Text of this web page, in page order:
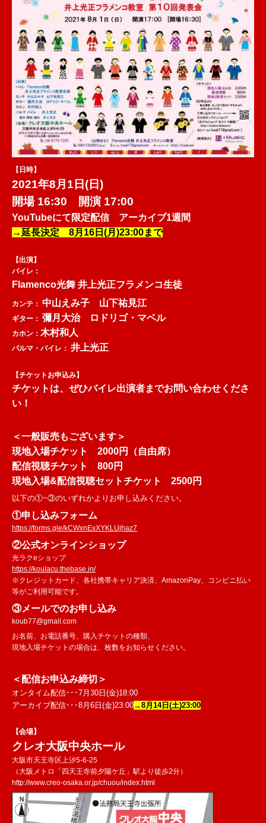
【日時】
2021年8月1日(日)
開場 16:30 開演 17:00
YouTubeにて限定配信 アーカイブ1週間
→延長決定 8月16日(月)23:00まで
【出演】
バイレ：
Flamenco光舞 井上光正フラメンコ生徒
カンテ： 中山えみ子 山下祐見江
ギター： 彌月大治 ロドリゴ・マベル
カホン： 木村和人
パルマ・バイレ： 井上光正
【チケットお申込み】
チケットは、ぜひバイレ出演者までお問い合わせくださ
い！
＜一般販売もございます＞
現地入場チケット 2000円（自由席）
配信視聴チケット 800円
現地入場&配信視聴セットチケット 2500円
以下の①~③のいずれかよりお申し込みください。
①申し込みフォーム
https://forms.gle/kCWxnExXYKLUjhaz7
②公式オンラインショップ
光ラクeショップ
https://koulacu.thebase.in/
※クレジットカード、各社携帯キャリア決済、AmazonPay、コンビニ払い
等がご利用可能です。
③メールでのお申し込み
koub77@gmail.com
お名前、お電話番号、購入チケットの種類、
現地入場チケットの場合は、枚数をお知らせください。
＜配信お申込み締切＞
オンタイム配信･･･7月30日(金)18:00
アーカイブ配信･･･8月6日(金)23:00→8月14日(土)23:00
【会場】
クレオ大阪中央ホール
大阪市天王寺区上汐5-6-25
（大阪メトロ「四天王寺前夕陽ケ丘」駅より徒歩2分）
http://www.creo-osaka.or.jp/chuou/index.html